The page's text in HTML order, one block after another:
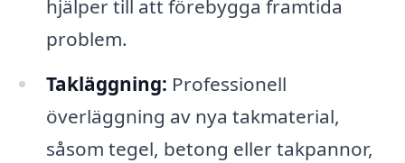
hjälper till att förebygga framtida
problem.
Takläggning: Professionell
överläggning av nya takmaterial,
såsom tegel, betong eller takpannor,